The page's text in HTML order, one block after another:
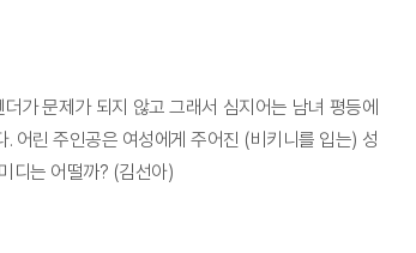
가 문제가 되지 않고 그래서 심지어는 남녀 평등에
어린 주인공은 여성에게 주어진 (비키니를 입는) 성
디는 어떨까? (김선아)